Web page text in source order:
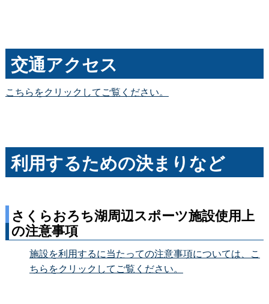
交通アクセス
こちらをクリックしてご覧ください。
利用するための決まりなど
さくらおろち湖周辺スポーツ施設使用上
の注意事項
施設を利用するに当たっての注意事項については、こ
ちらをクリックしてご覧ください。